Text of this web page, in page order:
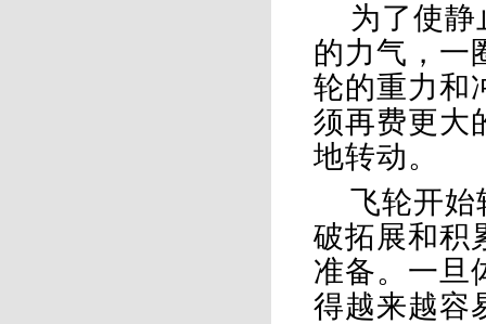
为了使
的力气，一
轮的重力和
须再费更大
地转动。
飞轮开始
破拓展和积
准备。一旦
得越来越容